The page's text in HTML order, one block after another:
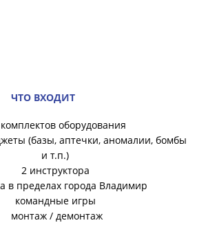
ЧТО ВХОДИТ
оборудования
(базы, аптечки, аномалии, бомбы
и т.п.)
2 инструктора
в пределах города Владимир
командные игры
монтаж / демонтаж